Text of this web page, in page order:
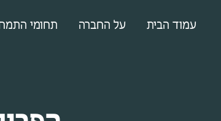
עמוד הבית על החברה תחומי